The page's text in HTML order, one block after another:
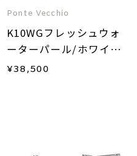
Ponte Vecchio
K10WGフレッシュウォ
ーターパール/ホワイト
トパーズピアス
¥38,500